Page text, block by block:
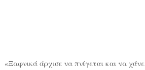
«Ξαφνικά άρχισε να πνίγεται και να